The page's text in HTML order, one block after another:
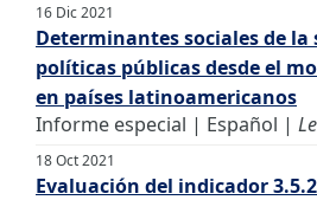
16 Dic 2021
Determinantes sociales de
políticas públicas desde el
en países latinoamericanos
Informe especial | Español |
18 Oct 2021
Evaluación del indicador